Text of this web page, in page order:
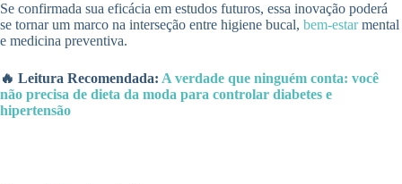
Se confirmada sua eficácia em estudos futuros, essa inovação poderá
se tornar um marco na interseção entre higiene bucal, bem-estarmental
e medicina preventiva.
🔥 Leitura Recomendada: A verdade que ninguém conta: você
não precisa de dieta da moda para controlar diabetes e
hipertensão